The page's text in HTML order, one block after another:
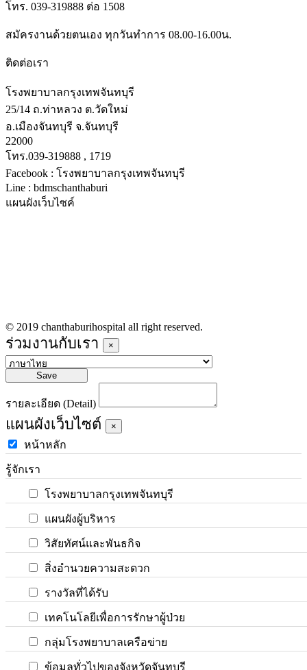
โทร. 039-319888 ต่อ 1508
สมัครงานด้วยตนเอง ทุกวันทำการ 08.00-16.00น.
ติดต่อเรา
โรงพยาบาลกรุงเทพจันทบุรี
25/14 ถ.ท่าหลวง ต.วัดใหม่
อ.เมืองจันทบุรี จ.จันทบุรี
22000
โทร.039-319888 , 1719
Facebook : โรงพยาบาลกรุงเทพจันทบุรี
Line : bdmschanthaburi
แผนผังเว็บไซค์
© 2019 chanthaburihospital all right reserved.
ร่วมงานกับเรา ×
Save
รายละเอียด (Detail)
แผนผังเว็บไซต์ ×
หน้าหลัก
รู้จักเรา
โรงพยาบาลกรุงเทพจันทบุรี
แผนผังผู้บริหาร
วิสัยทัศน์และพันธกิจ
สิ่งอำนวยความสะดวก
รางวัลที่ได้รับ
เทคโนโลยีเพื่อการรักษาผู้ป่วย
กลุ่มโรงพยาบาลเครือข่าย
ข้อมูลทั่วไปของจังหวัดจันทบุรี